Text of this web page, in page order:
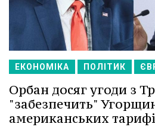
ЕКОНОМІКА ПОЛІТИК
Орбан досяг угоди з
"забезпечить"
американських